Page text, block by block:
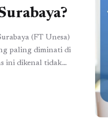
(FT Unesa)
paling diminati di
ini dikenal tidak